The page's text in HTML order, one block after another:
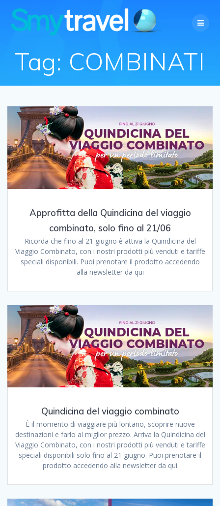
al
contenuto
Tag: COMBINATI
Approfitta della Quindicina del viaggio
combinato, solo fino al 21/06
Ricorda che fino al 21 giugno è attiva la Quindicina del
Viaggio Combinato, con i nostri prodotti più venduti e tariffe
speciali disponibili. Puoi prenotare il prodotto accedendo
alla newsletter da qui
Quindicina del viaggio combinato
È il momento di viaggiare più lontano, scoprire nuove
destinazioni e farlo al miglior prezzo. Arriva la Quindicina del
Viaggio Combinato, con i nostri prodotti più venduti e tariffe
speciali disponibili solo fino al 21 giugno. Puoi prenotare il
prodotto accedendo alla newsletter da qui